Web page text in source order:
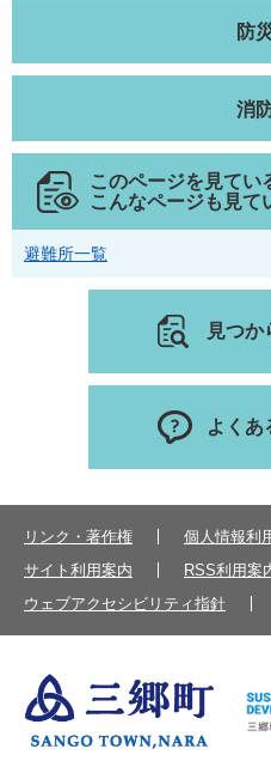
防災
消
このページを見てい
こんなページも見て
避難所一覧
見つか
よくあ
リンク・著作権
個人情報利
サイト利用案内
RSS利用案
ウェブアクセシビリティ指針